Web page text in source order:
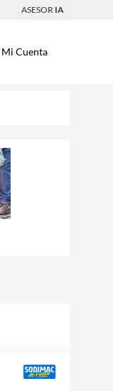
ASESOR IA
Mi Cuenta